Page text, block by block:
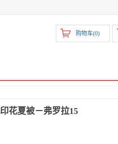
购物车(0)
花夏被－弗罗拉15